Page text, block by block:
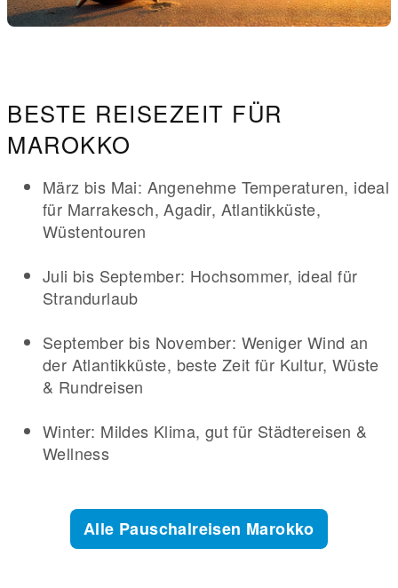
BESTE REISEZEIT FÜR
MAROKKO
März bis Mai: Angenehme Temperaturen, ideal
für Marrakesch, Agadir, Atlantikküste,
Wüstentouren
Juli bis September: Hochsommer, ideal für
Strandurlaub
September bis November: Weniger Wind an
der Atlantikküste, beste Zeit für Kultur, Wüste
& Rundreisen
Winter: Mildes Klima, gut für Städtereisen &
Wellness
Alle Pauschalreisen Marokko